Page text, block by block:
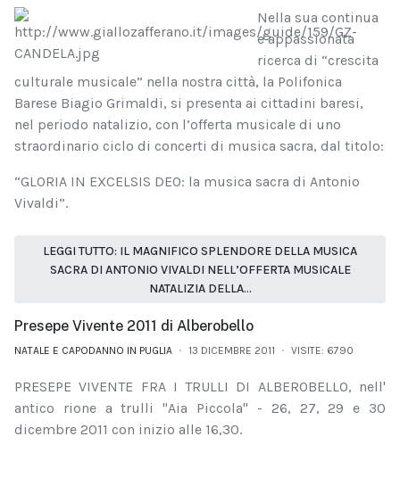
Nella sua continua
e appassionata
ricerca di “crescita
culturale musicale” nella nostra città, la Polifonica
Barese Biagio Grimaldi, si presenta ai cittadini baresi,
nel periodo natalizio, con l’offerta musicale di uno
straordinario ciclo di concerti di musica sacra, dal titolo:
“GLORIA IN EXCELSIS DEO: la musica sacra di Antonio
Vivaldi”.
LEGGI TUTTO: IL MAGNIFICO SPLENDORE DELLA MUSICA
SACRA DI ANTONIO VIVALDI NELL’OFFERTA MUSICALE
NATALIZIA DELLA...
Presepe Vivente 2011 di Alberobello
NATALE E CAPODANNO IN PUGLIA 13 DICEMBRE 2011 VISITE: 6790
PRESEPE VIVENTE FRA I TRULLI DI ALBEROBELLO, nell'
antico rione a trulli "Aia Piccola" - 26, 27, 29 e 30
dicembre 2011 con inizio alle 16,30.